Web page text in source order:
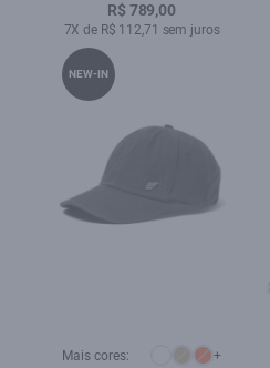
R$ 789,00
7X de R$ 112,71 sem juros
Mais cores: +
NEW-IN